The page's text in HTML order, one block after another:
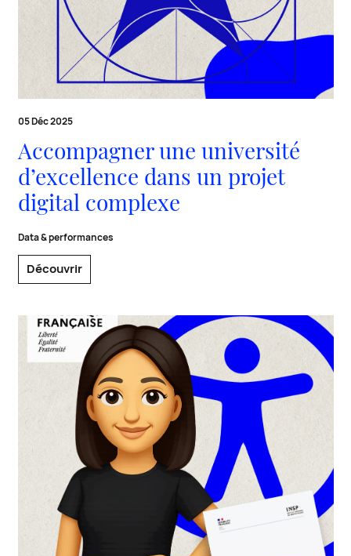
05 Déc 2025
Accompagner une université
d’excellence dans un projet
digital complexe
Data & performances
Découvrir